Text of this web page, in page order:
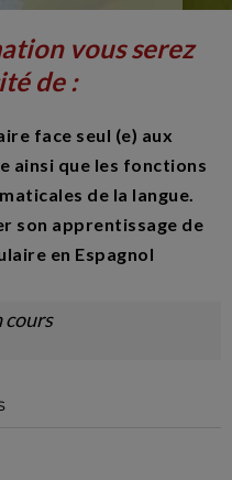
vous serez
de :
face seul (e) aux
ainsi que les fonctions
de la langue.
son apprentissage de
en Espagnol